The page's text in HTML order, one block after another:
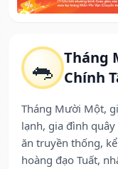
🐀 Tháng
Chính
Tháng Mười Một,
lạnh, gia đình
ăn truyền thống,
hoàng đạo Tuất,